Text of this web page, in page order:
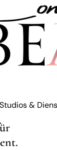
&